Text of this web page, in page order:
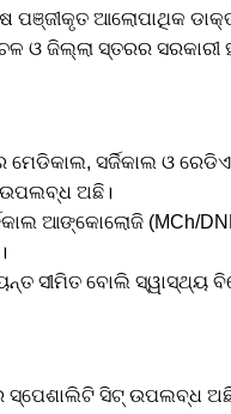
ପଞ୍ଜୀକୃତ ଆଲୋପାଥିକ
ଓ ଜିଲ୍ଲା ସ୍ତରର
ମେଡିକାଲ, ସର୍ଜିକାଲ ଓ
ଉପଲବ୍ଧ ଅଛି।
ଆଙ୍କୋଲୋଜି (MCh/
ସୀମିତ ବୋଲି ସ୍ୱାସ୍ଥ୍ୟ
ସ୍ପେଶାଲିଟି ସିଟ୍ ଉପଲବ୍ଧ